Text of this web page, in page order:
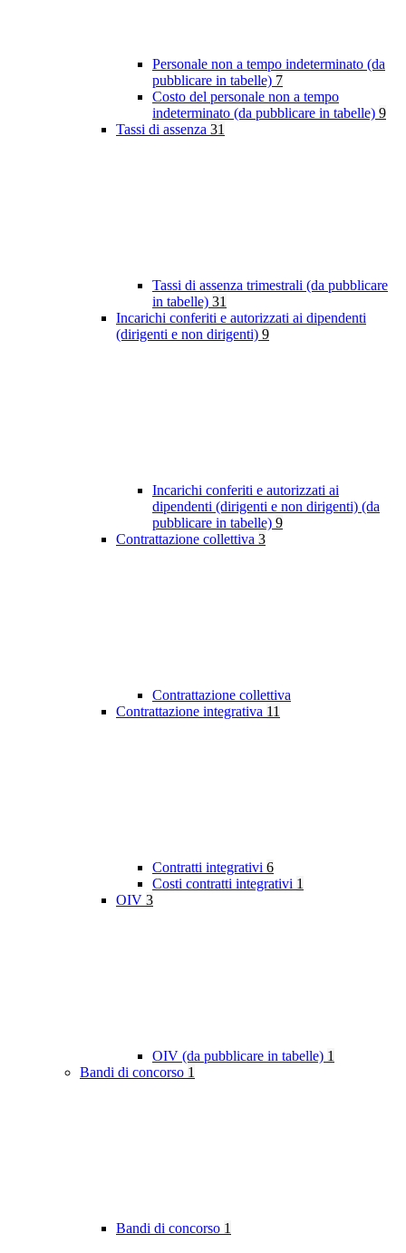
Personale non a tempo indeterminato (da
pubblicare in tabelle) 7
Costo del personale non a tempo
indeterminato (da pubblicare in tabelle) 9
Tassi di assenza 31
Tassi di assenza trimestrali (da pubblicare
in tabelle) 31
Incarichi conferiti e autorizzati ai dipendenti
(dirigenti e non dirigenti) 9
Incarichi conferiti e autorizzati ai
dipendenti (dirigenti e non dirigenti) (da
pubblicare in tabelle) 9
Contrattazione collettiva 3
Contrattazione collettiva
Contrattazione integrativa 11
Contratti integrativi 6
Costi contratti integrativi 1
OIV 3
OIV (da pubblicare in tabelle) 1
Bandi di concorso 1
Bandi di concorso 1